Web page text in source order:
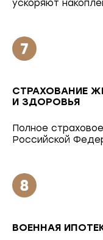
ускоряют
СТРАХОВАНИЕ
И ЗДОРОВЬЯ
Полное
Российской
ВОЕННАЯ